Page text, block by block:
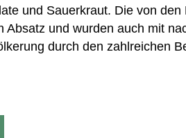
und Sauerkraut. Die von
Absatz und wurden auch mit
durch den zahlreichen